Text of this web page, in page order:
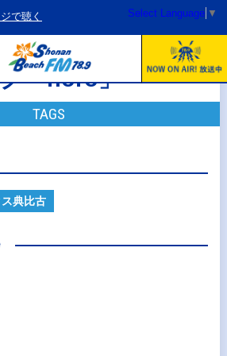
で聴く Select Language ▼
「noro」
TAGS
典比古